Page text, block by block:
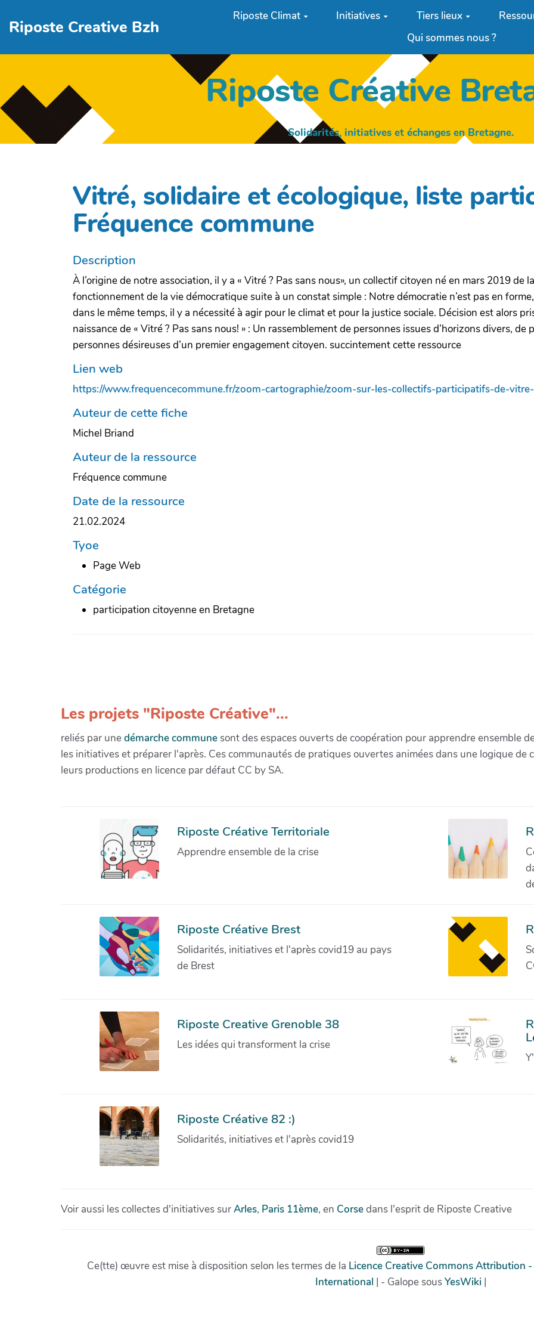
Riposte Creative Bzh
Riposte Climat Initiatives Tiers lieux
Qui sommes nous ?
Riposte Créative
Solidarités, initiatives et échanges en Bretagne.
Vitré, solidaire et écologique, liste
Fréquence commune
Description
À l’origine de notre association, il y a « Vitré ? Pas sans nous», un collectif citoyen né en mars 2019
fonctionnement de la vie démocratique suite à un constat simple : Notre démocratie n’est pas en
dans le même temps, il y a nécessité à agir pour le climat et pour la justice sociale. Décision est alors
naissance de « Vitré ? Pas sans nous! » : Un rassemblement de personnes issues d’horizons divers,
personnes désireuses d’un premier engagement citoyen. succintement cette ressource
Lien web
https://www.frequencecommune.fr/zoom-cartographie/zoom-sur-les-collectifs-participatifs-de-
Auteur de cette fiche
Michel Briand
Auteur de la ressource
Fréquence commune
Date de la ressource
21.02.2024
Tyoe
Page Web
Catégorie
participation citoyenne en Bretagne